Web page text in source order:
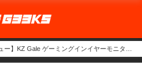
ー】KZ Gale ゲーミングインイヤーモニター
コスパ機～